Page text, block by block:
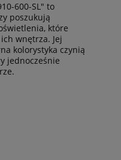
600-SL" to
poszukują
które
wnętrza. Jej
kolorystyka czynią
jednocześnie